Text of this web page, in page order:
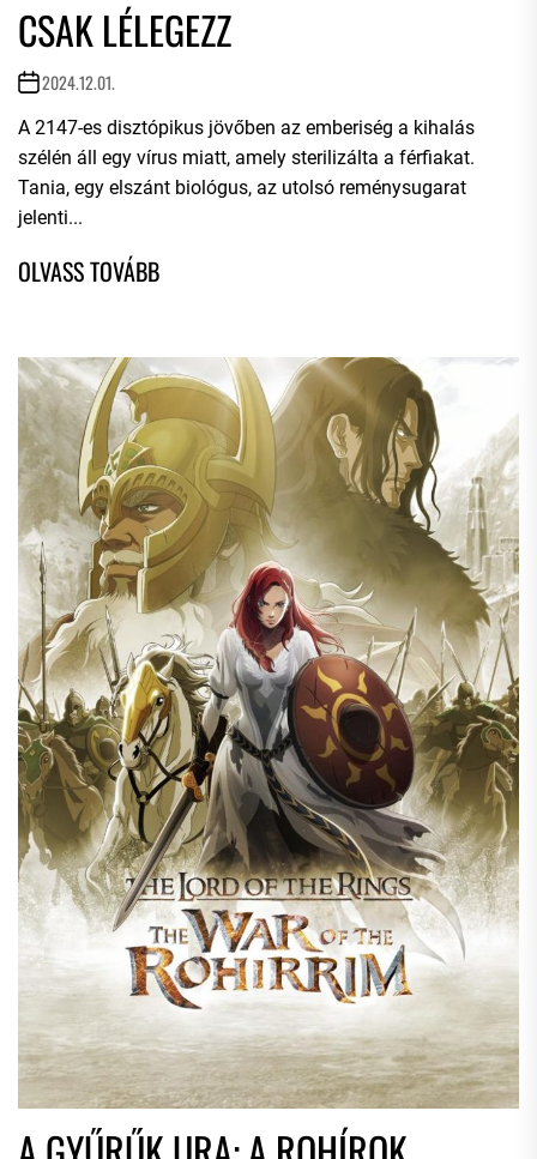
CSAK LÉLEGEZZ
2024.12.01.
A 2147-es disztópikus jövőben az emberiség a kihalás
szélén áll egy vírus miatt, amely sterilizálta a férfiakat.
Tania, egy elszánt biológus, az utolsó reménysugarat
jelenti...